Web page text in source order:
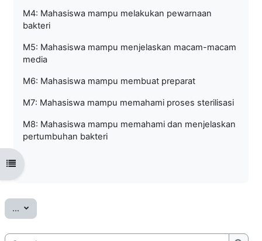
Open course index
M4: Mahasiswa mampu melakukan pewarnaan
bakteri
M5: Mahasiswa mampu menjelaskan macam-macam
media
M6: Mahasiswa mampu membuat preparat
M7: Mahasiswa mampu memahami proses sterilisasi
M8: Mahasiswa mampu memahami dan menjelaskan
pertumbuhan bakteri
... Export entries
Search